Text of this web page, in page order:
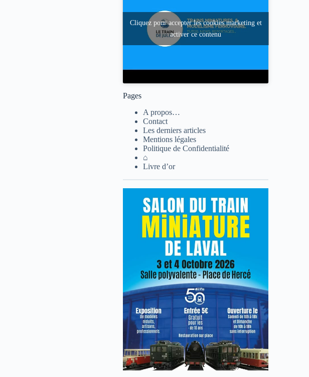
Cliquez pour accepter les cookies marketing et
activer ce contenu
Pages
A propos…
Contact
Les derniers articles
Mentions légales
Politique de Confidentialité
⌂
Livre d’or